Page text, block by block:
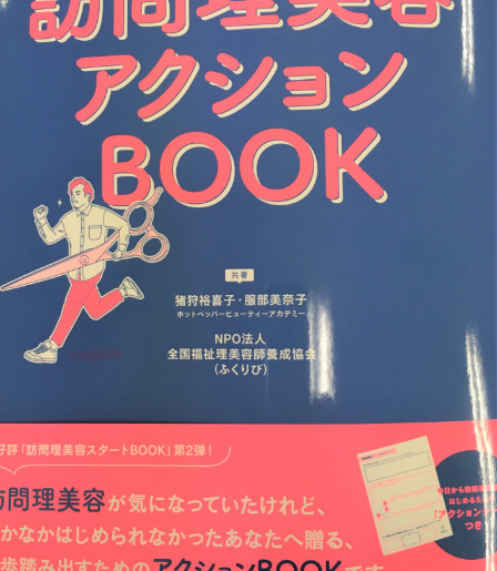
SNSの「加工顔」と美容医療｜AI
がもたらす可能性とこれから
2026.07.13
GWI調査から読み解く2030年の
都市型スパ――身近なウェルネ
の次世代モデル
2026.08.06
FEATURED
TAG LIST タグ一覧
AI B2B BeautyTech ChatGPT
SNS
TikTok アスタキサンチン